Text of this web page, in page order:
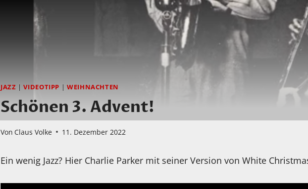
JAZZ |VIDEOTIPP | WEIHNACHTEN
Schönen 3. Advent!
Von Claus Volke 11. Dezember 2022
Ein wenig Jazz? Hier Charlie Parker mit seiner Version von White